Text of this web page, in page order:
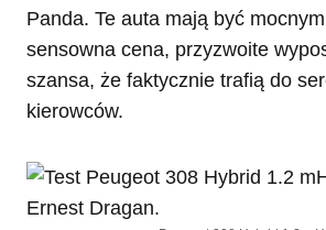
Panda. Te auta mają być
sensowna cena, przyzwoite
szansa, że faktycznie trafią do
kierowców.